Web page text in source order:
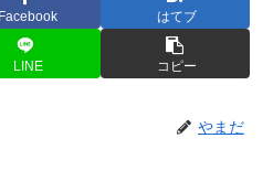
Facebook はてブ
LINE コピー
やまだ